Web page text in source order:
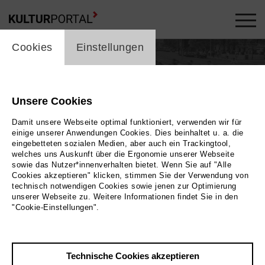
Theater
In Produktionen / Veranstaltungen ...
22
cookie_layer
Cookies Einstellungen
Unsere Cookies
Damit unsere Webseite optimal funktioniert, verwenden wir für
einige unserer Anwendungen Cookies. Dies beinhaltet u. a. die
eingebetteten sozialen Medien, aber auch ein Trackingtool,
welches uns Auskunft über die Ergonomie unserer Webseite
sowie das Nutzer*innenverhalten bietet. Wenn Sie auf "Alle
Cookies akzeptieren" klicken, stimmen Sie der Verwendung von
technisch notwendigen Cookies sowie jenen zur Optimierung
unserer Webseite zu. Weitere Informationen findet Sie in den
"Cookie-Einstellungen".
Technische Cookies akzeptieren